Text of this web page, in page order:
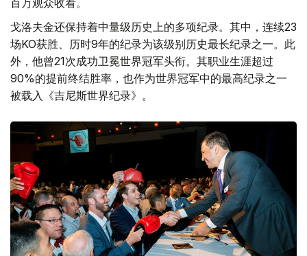
戈洛夫金还保持着中量级历史上的多项纪录。其中，连续23
场KO获胜、历时9年的纪录为该级别历史最长纪录之一。此
外，他曾21次成功卫冕世界冠军头衔。其职业生涯超过
90%的提前终结胜率，也作为世界冠军中的最高纪录之一
被载入《吉尼斯世界纪录》。